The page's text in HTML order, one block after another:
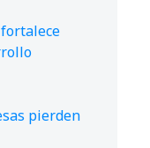
pierden